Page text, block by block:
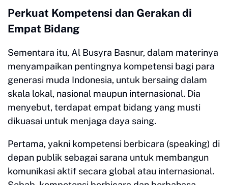
Perkuat Kompetensi dan Gerakan di
Empat Bidang
Sementara itu, Al Busyra Basnur, dalam materinya
menyampaikan pentingnya kompetensi bagi para
generasi muda Indonesia, untuk bersaing dalam
skala lokal, nasional maupun internasional. Dia
menyebut, terdapat empat bidang yang musti
dikuasai untuk menjaga daya saing.
Pertama, yakni kompetensi berbicara (speaking) di
depan publik sebagai sarana untuk membangun
komunikasi aktif secara global atau internasional.